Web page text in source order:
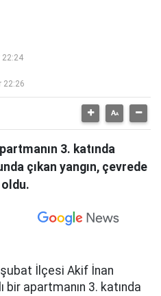
22:24
22:26
3. katında
çıkan yangın, çevrede
oldu.
İlçesi Akif İnan
bir apartmanın 3. katında